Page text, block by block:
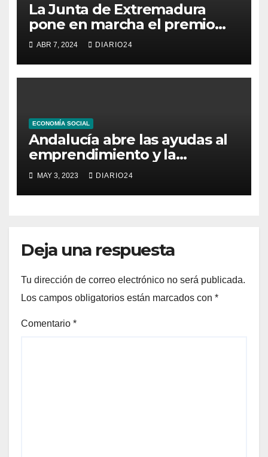
La Junta de Extremadura
pone en marcha el premio
«Empresas Socialmente
Responsables de
Extremadura»
ABR 7, 2024 DIARIO24
ECONOMÍA SOCIAL
Andalucía abre las ayudas al
emprendimiento y la
competitividad en empresas
de Economía Social
MAY 3, 2023 DIARIO24
Deja una respuesta
Tu dirección de correo electrónico no será publicada.
Los campos obligatorios están marcados con *
Comentario *